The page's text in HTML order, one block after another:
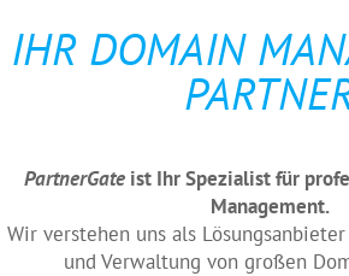
IHR DOMAIN
PartnerGateist Ihr Spezialist für
Management.
Wir verstehen uns als
und Verwaltung von großen